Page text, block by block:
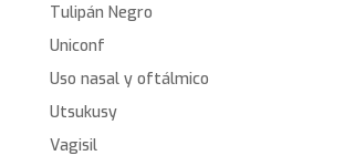
Tulipán Negro
Uniconf
Uso nasal y oftálmico
Utsukusy
Vagisil